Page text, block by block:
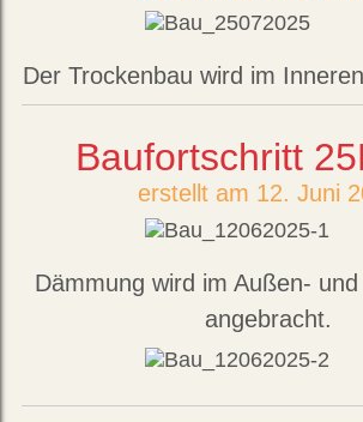
Der Trockenbau wird im
Baufortschritt
erstellt am 12. Juni
Dämmung wird im Außen-
angebracht.